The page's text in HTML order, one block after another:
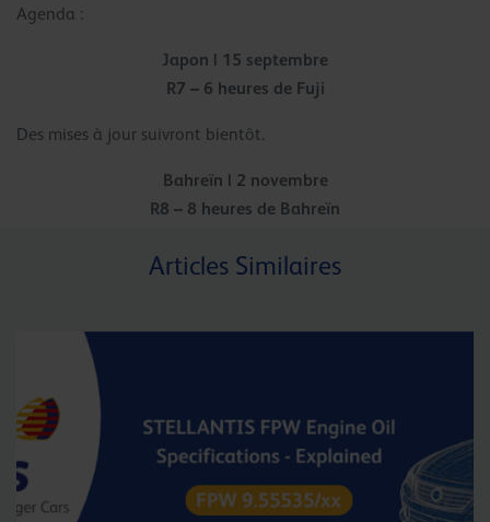
Agenda :
Japon | 15 septembre
R7 – 6 heures de Fuji
Des mises à jour suivront bientôt.
Bahreïn | 2 novembre
R8 – 8 heures de Bahreïn
Articles Similaires